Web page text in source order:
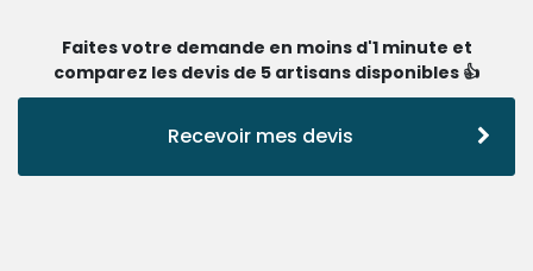
Faites votre demande en moins d'1 minute et
comparez les devis de 5 artisans disponibles 👍
Recevoir mes devis